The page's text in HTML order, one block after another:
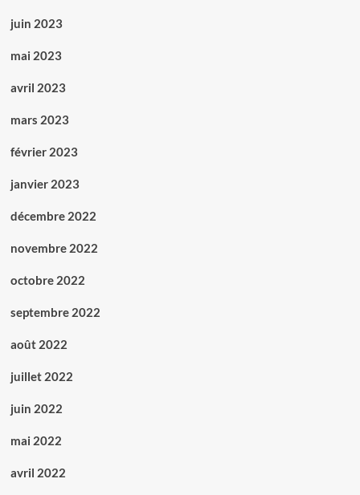
juin 2023
mai 2023
avril 2023
mars 2023
février 2023
janvier 2023
décembre 2022
novembre 2022
octobre 2022
septembre 2022
août 2022
juillet 2022
juin 2022
mai 2022
avril 2022